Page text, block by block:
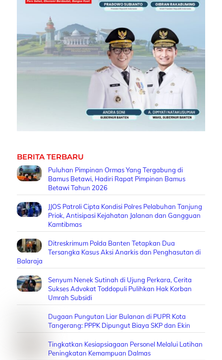
BERITA TERBARU
Puluhan Pimpinan Ormas Yang Tergabung di
Bamus Betawi, Hadiri Rapat Pimpinan Bamus
Betawi Tahun 2026
JJOS Patroli Cipta Kondisi Polres Pelabuhan Tanjung
Priok, Antisipasi Kejahatan Jalanan dan Gangguan
Kamtibmas
Ditreskrimum Polda Banten Tetapkan Dua
Tersangka Kasus Aksi Anarkis dan Penghasutan di
Balaraja
Senyum Nenek Sutinah di Ujung Perkara, Cerita
Sukses Advokat Toddopuli Pulihkan Hak Korban
Umrah Subsidi
Dugaan Pungutan Liar Bulanan di PUPR Kota
Tangerang: PPPK Dipungut Biaya SKP dan Ekin
Tingkatkan Kesiapsiagaan Personel Melalui Latihan
Peningkatan Kemampuan Dalmas